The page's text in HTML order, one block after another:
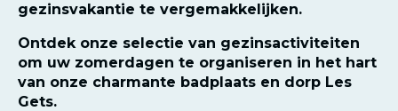
gezinsvakantie te vergemakkelijken.
Ontdek onze selectie van gezinsactiviteiten
om uw zomerdagen te organiseren in het hart
van onze charmante badplaats en dorp Les
Gets.